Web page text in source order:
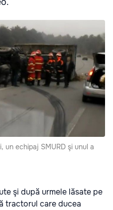
un echipaj SMURD şi unul a
şi după urmele lăsate pe
tractorul care ducea